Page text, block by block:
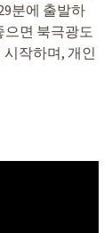
분에 출발하
으면 북극광도
시작하며, 개인